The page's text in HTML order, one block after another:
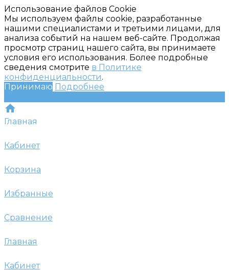
Использование файлов Cookie
Мы используем файлы cookie, разработанные
нашими специалистами и третьими лицами, для
анализа событий на нашем веб-сайте. Продолжая
просмотр страниц нашего сайта, вы принимаете
условия его использования. Более подробные
сведения смотрите в Политике
конфиденциальности.
Принимаю Подробнее
Главная
Кабинет
Корзина
Избранные
Сравнение
Главная
Кабинет